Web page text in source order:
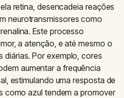
retina, desencadeia reações
neurotransmissores como
Este processo
a atenção, e até mesmo o
diárias. Por exemplo, cores
aumentar a frequência
estimulando uma resposta de
como azul tendem a promover